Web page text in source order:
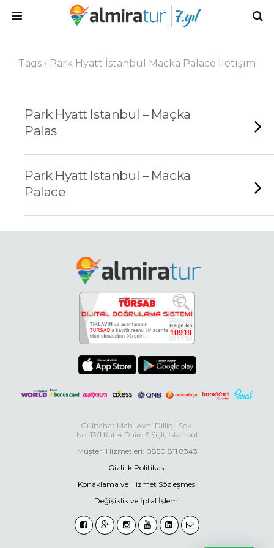
Tags › Park Hyatt İstanbul Macka Palace İletişim
Park Hyatt Istanbul – Maçka
Palas
Park Hyatt Istanbul – Macka
Palace
Gülbahar Mah. Avni Dilligil Sok.
No: 13/1 Kat:4 Daire:6 Şişli, İstanbul
Müşteri Hizmetleri: 0850 811 8343
Gizlilik Politikası
Konaklama ve Hizmet Sözleşmesi
Değişiklik ve İptal İşlemi